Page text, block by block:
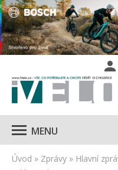
MENU
Úvod » Zprávy » Hlavní